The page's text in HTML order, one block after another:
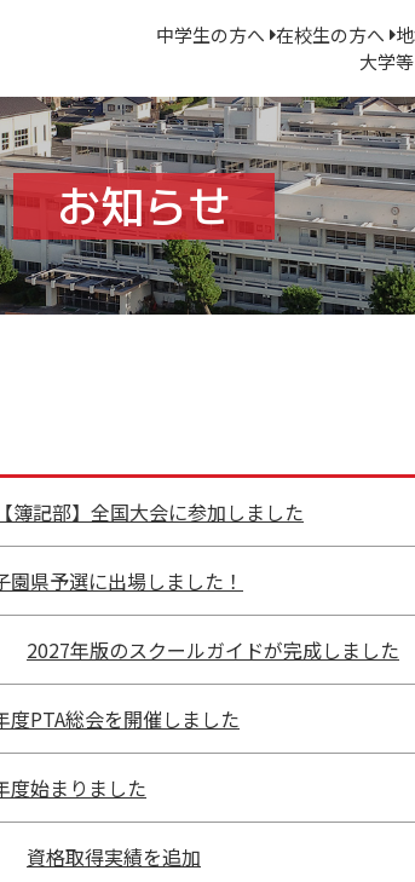
中学生の方へ 在校生の方へ
大学
お知らせ
【簿記部】全国大会に参加しました
園県予選に出場しました！
2027年版のスクールガイドが完成しました
度PTA総会を開催しました
度始まりました
資格取得実績を追加